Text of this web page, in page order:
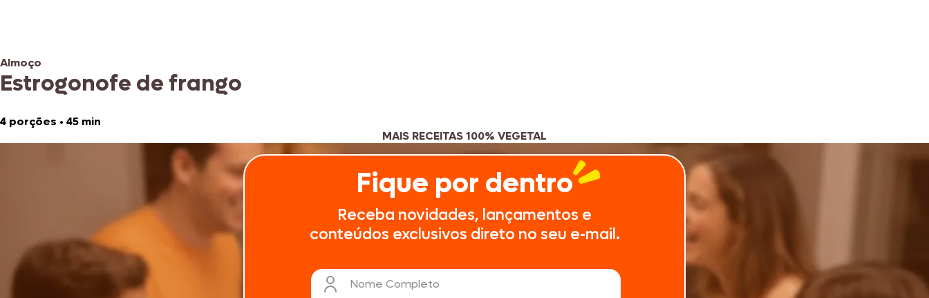
Almoço
Estrogonofe de frango
4 porções • 45 min
MAIS RECEITAS 100% VEGETAL
Fique por dentro
Receba novidades, lançamentos e
conteúdos exclusivos direto no seu e-mail.
Nome Completo